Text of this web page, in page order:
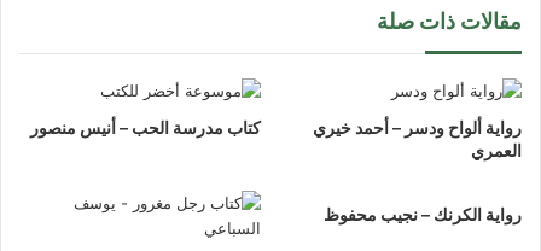
مقالات ذات صلة
رواية ألواح ودسر – أحمد خيري
العمري
كتاب مدرسة الحب – أنيس منصور
رواية الكرنك – نجيب محفوظ